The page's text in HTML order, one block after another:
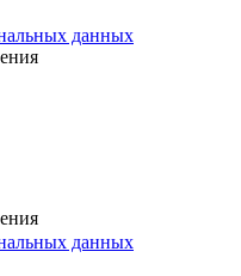
данных
данных